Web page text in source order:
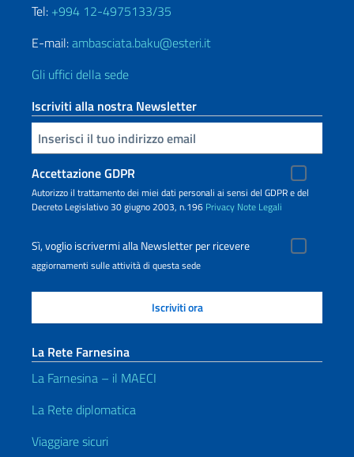
Tel: +994 12-4975133/35
E-mail:ambasciata.baku@esteri.it
Gli uffici della sede
Iscriviti alla nostra Newsletter
Inserisci la tua email
Accettazione GDPR
Autorizzo il trattamento dei miei dati personali ai sensi del GDPR e del
Decreto Legislativo 30 giugno 2003, n.196 Privacy Note Legali
Sì, voglio iscrivermi alla Newsletter per ricevere
aggiornamenti sulle attività di questa sede
La Rete Farnesina
La Farnesina – il MAECI
La Rete diplomatica
Viaggiare sicuri